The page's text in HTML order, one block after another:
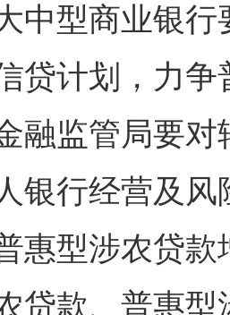
中型商业银
贷计划，力
融监管局要
银行经营及
惠型涉农贷
贷款、普惠